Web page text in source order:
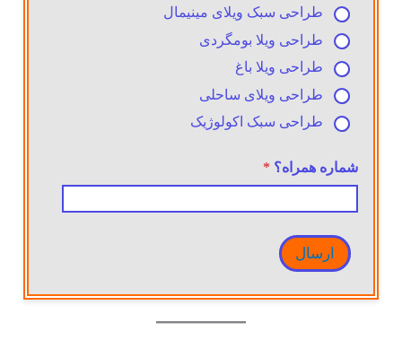
طراحی سبک ویلای مینیمال
طراحی ویلا بومگردی
طراحی ویلا باغ
طراحی ویلای ساحلی
طراحی سبک اکولوژیک
شماره همراه؟ *
ارسال